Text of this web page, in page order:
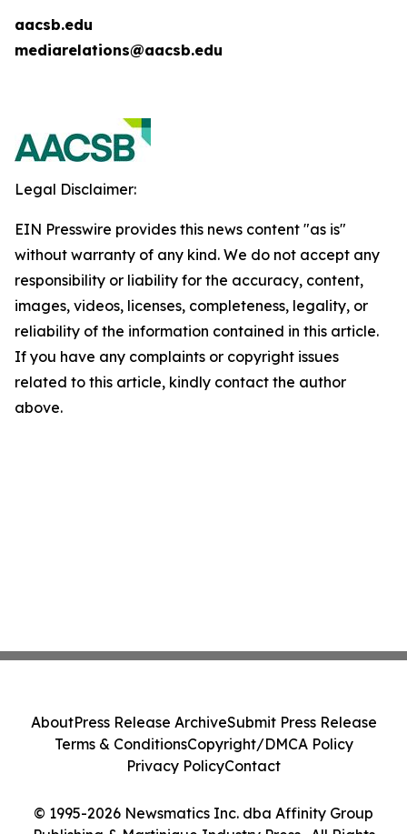
aacsb.edu
mediarelations@aacsb.edu
Legal Disclaimer:
EIN Presswire provides this news content "as is"
without warranty of any kind. We do not accept any
responsibility or liability for the accuracy, content,
images, videos, licenses, completeness, legality, or
reliability of the information contained in this article.
If you have any complaints or copyright issues
related to this article, kindly contact the author
above.
© 1995-2026 Newsmatics Inc. dba Affinity Group
AboutPress Release ArchiveSubmit Press Release
Terms & ConditionsCopyright/DMCA Policy
Privacy PolicyContact